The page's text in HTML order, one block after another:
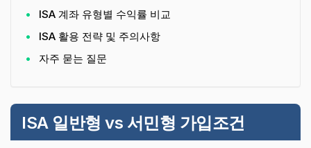
ISA 계좌 유형별 수익률 비교
ISA 활용 전략 및 주의사항
자주 묻는 질문
ISA 일반형 vs 서민형 가입조건